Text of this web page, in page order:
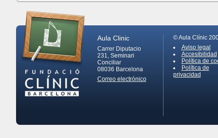
Aula Clinic
Carrer Diputacio
231, Seminari
Conciliar
08036 Barcelona
Correo electrónico
© Aula Clínic
Aviso legal
Accesibilidad
Política de
Política de
privacidad